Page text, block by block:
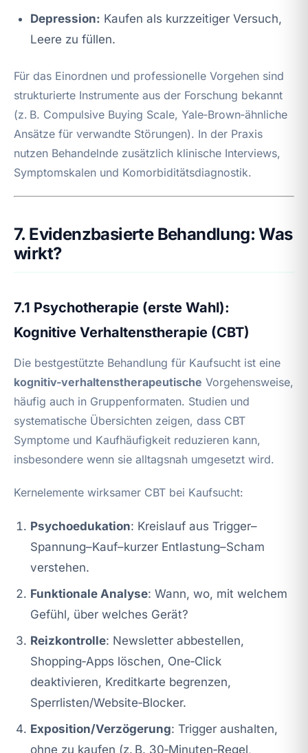
Depression: Kaufen als kurzzeitiger Versuch,
Leere zu füllen.
Für das Einordnen und professionelle Vorgehen sind
strukturierte Instrumente aus der Forschung bekannt
(z. B. Compulsive Buying Scale, Yale‑Brown‑ähnliche
Ansätze für verwandte Störungen). In der Praxis
nutzen Behandelnde zusätzlich klinische Interviews,
Symptomskalen und Komorbiditätsdiagnostik.
7. Evidenzbasierte Behandlung: Was
wirkt?
7.1 Psychotherapie (erste Wahl):
Kognitive Verhaltenstherapie (CBT)
Die bestgestützte Behandlung für Kaufsucht ist eine
kognitiv-verhaltenstherapeutische Vorgehensweise,
häufig auch in Gruppenformaten. Studien und
systematische Übersichten zeigen, dass CBT
Symptome und Kaufhäufigkeit reduzieren kann,
insbesondere wenn sie alltagsnah umgesetzt wird.
Kernelemente wirksamer CBT bei Kaufsucht:
Psychoedukation: Kreislauf aus Trigger–
Spannung–Kauf–kurzer Entlastung–Scham
verstehen.
Funktionale Analyse: Wann, wo, mit welchem
Gefühl, über welches Gerät?
Reizkontrolle: Newsletter abbestellen,
Shopping‑Apps löschen, One‑Click
deaktivieren, Kreditkarte begrenzen,
Sperrlisten/Website‑Blocker.
Exposition/Verzögerung: Trigger aushalten,
ohne zu kaufen (z. B. 30‑Minuten‑Regel,